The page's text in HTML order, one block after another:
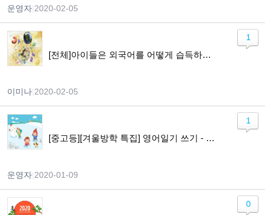
운영자 2020-02-05
[전체]아이들은 외국어를 어떻게 습득하게 되나요?
이미나 2020-02-05
1
[중고등][겨울방학 특집] 영어일기 쓰기 - Lets Keep a Diary in English
운영자 2020-01-09
1
0